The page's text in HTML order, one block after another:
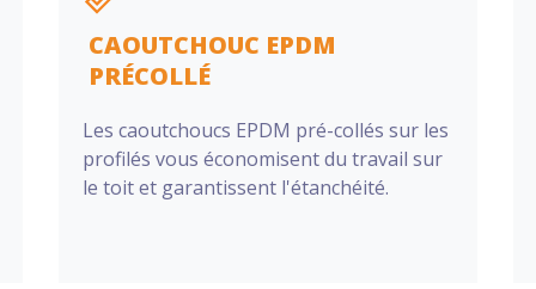
CAOUTCHOUC EPDM
PRÉCOLLÉ
Les caoutchoucs EPDM pré-collés sur les
profilés vous économisent du travail sur
le toit et garantissent l'étanchéité.